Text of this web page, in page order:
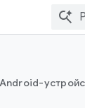
Android-